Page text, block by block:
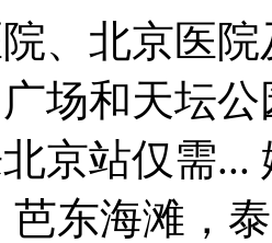
、北京医
场和天坛
京站仅需...
芭东海滩，